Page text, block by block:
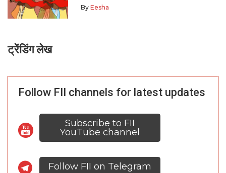
By Eesha
ट्रेंडिंग लेख
Follow FII channels for latest updates
Subscribe to FII
YouTube channel
Follow FII on Telegram